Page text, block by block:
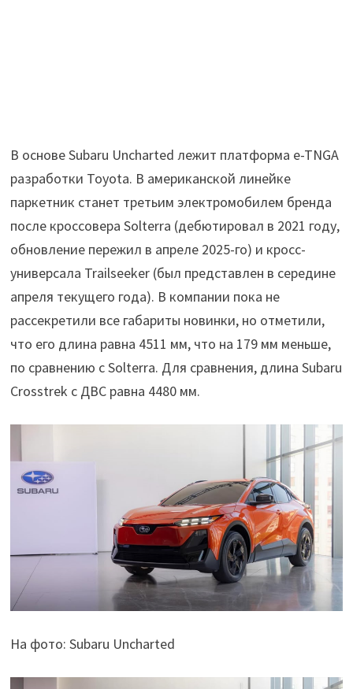
В основе Subaru Uncharted лежит платформа e-TNGA
разработки Toyota. В американской линейке
паркетник станет третьим электромобилем бренда
после кроссовера Solterra (дебютировал в 2021 году,
обновление пережил в апреле 2025-го) и кросс-
универсала Trailseeker (был представлен в середине
апреля текущего года). В компании пока не
рассекретили все габариты новинки, но отметили,
что его длина равна 4511 мм, что на 179 мм меньше,
по сравнению с Solterra. Для сравнения, длина Subaru
Crosstrek с ДВС равна 4480 мм.
На фото: Subaru Uncharted